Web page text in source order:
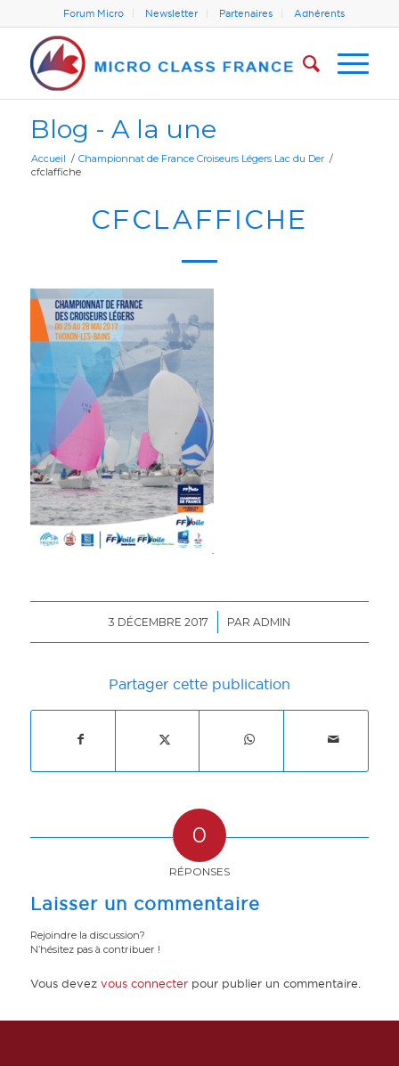
Forum Micro Newsletter Partenaires Adhérents
Blog - A la une
Accueil / Championnat de France Croiseurs Légers Lac du Der /
cfclaffiche
CFCLAFFICHE
3 DÉCEMBRE 2017
/ PAR ADMIN
Partager cette publication
0
RÉPONSES
Laisser un commentaire
Rejoindre la discussion?
N’hésitez pas à contribuer !
Vous devez vous connecterpour publier un commentaire.